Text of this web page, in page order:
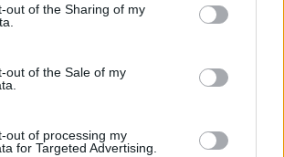
out of the Sharing of my
out of the Sale of my
out of processing my
for Targeted Advertising.
greičiausiai patyrė
smurtą, sako A. Grzegorska.
nes remiantis
neįmanoma nustatyti, kas